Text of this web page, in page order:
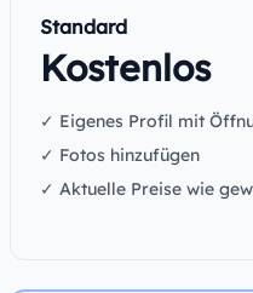
Standard
Kostenlos
✓ Eigenes Profil mit
✓ Fotos hinzufügen
✓ Aktuelle Preise wie